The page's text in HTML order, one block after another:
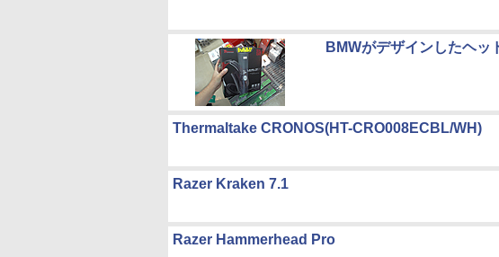
BMWがデザインしたヘッ
Thermaltake CRONOS(HT-CRO008ECBL/WH)
Razer Kraken 7.1
Razer Hammerhead Pro